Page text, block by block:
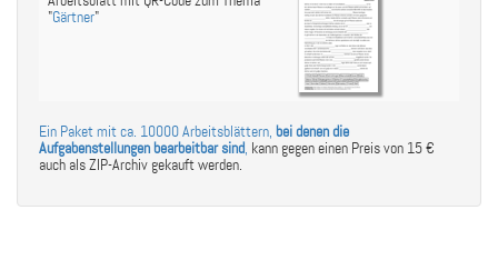
"Gärtner"
Ein Paket mit ca. 10000 Arbeitsblättern, bei denen die
Aufgabenstellungen bearbeitbar sind, kann gegen einen Preis von 15 €
auch als ZIP-Archiv gekauft werden.